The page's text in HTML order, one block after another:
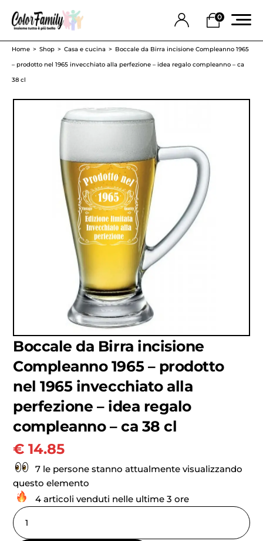
0
Home Shop Casa e cucina
Boccale da Birra incisione Compleanno 1965
– prodotto nel 1965 invecchiato alla perfezione – idea regalo compleanno – ca
38 cl
Boccale da Birra incisione
Compleanno 1965 – prodotto
nel 1965 invecchiato alla
perfezione – idea regalo
compleanno – ca 38 cl
€ 14.85
7 le persone stanno attualmente visualizzando
questo elemento
4 articoli venduti nelle ultime 3 ore